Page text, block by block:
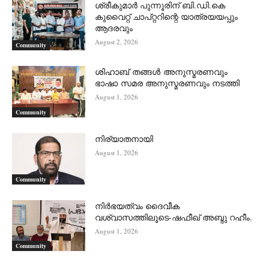
Community
ശ്രീകുമാർ പുന്നൂരിന് ബി.ഡി.കെ
കുവൈറ്റ് ചാപ്റ്ററിന്റെ യാത്രയയപ്പും
ആദരവും
August 2, 2026
Community
ശിഹാബ് തങ്ങൾ അനുസ്മരണവും
ഭാഷാ സമര അനുസ്മരണവും നടത്തി
August 1, 2026
Community
നിര്യാതനായി
August 1, 2026
Community
നിർഭയത്വം ദൈവീക
വശ്വാസത്തിലൂടെ-ഷഫീഖ് അബ്ദു റഹീം.
August 1, 2026